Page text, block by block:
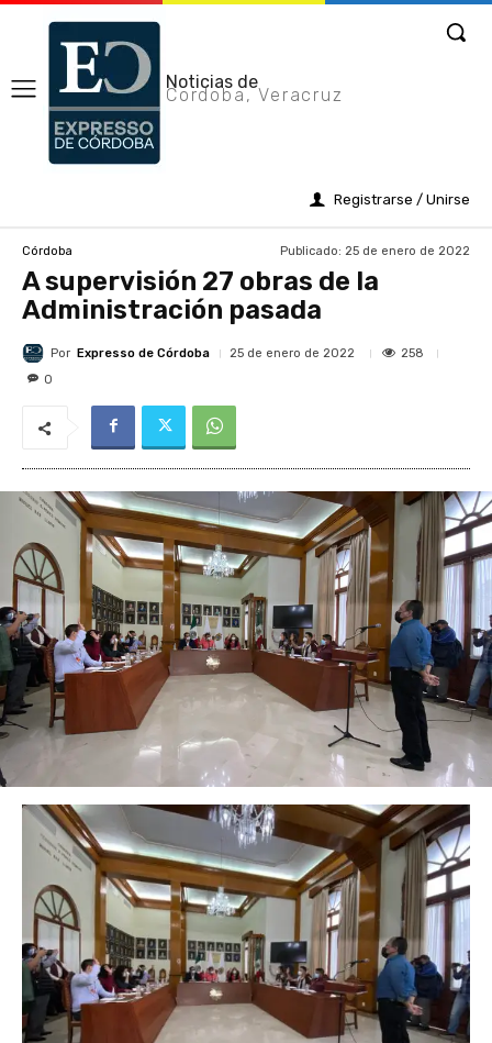
Noticias de
Cordoba, Veracruz
Registrarse / Unirse
Córdoba Publicado: 25 de enero de 2022
A supervisión 27 obras de la
Administración pasada
Por Expresso de Córdoba 25 de enero de 2022
258
0